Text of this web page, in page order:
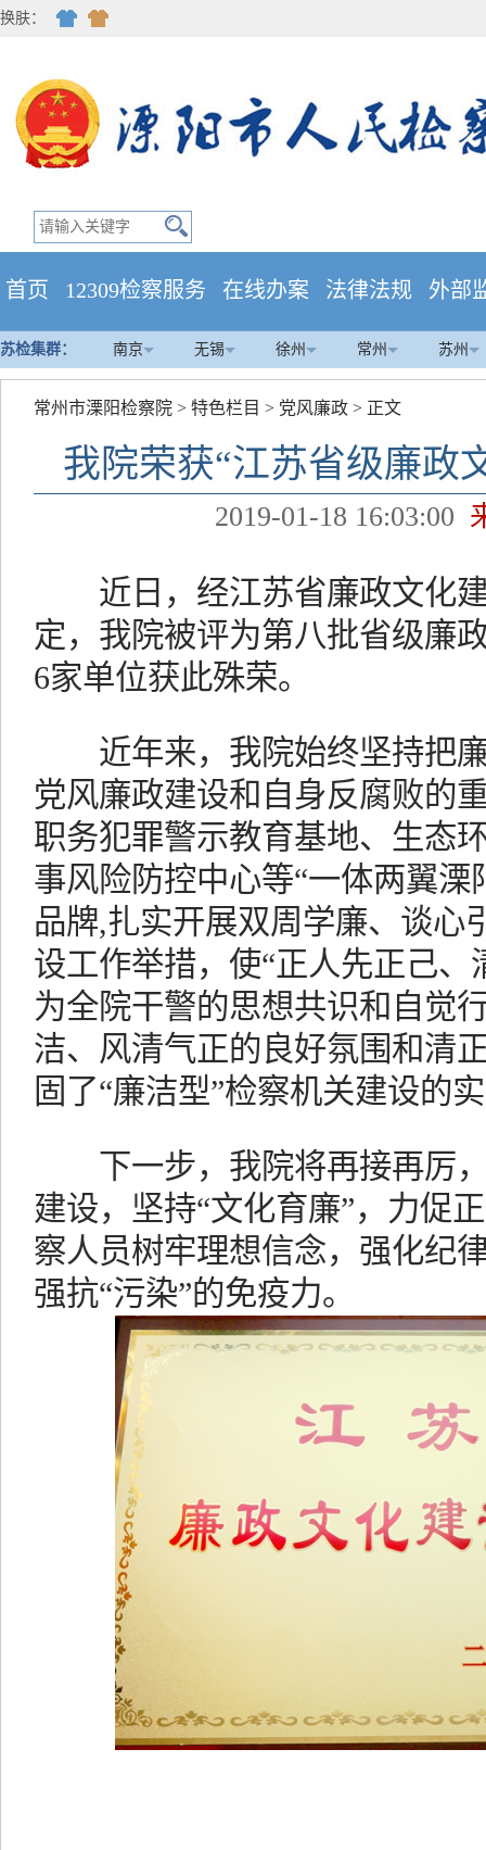
换肤：
首页 12309检察服务 在线办案 法律法规 外部
苏检集群： 南京 无锡 徐州 常州 苏州
常州市溧阳检察院 > 特色栏目 > 党风廉政 > 正文
我院荣获“江苏省级廉政
2019-01-18 16:03:00
近日，经江苏省廉政文化建
定，我院被评为第八批省级廉
6家单位获此殊荣。
近年来，我院始终坚持把廉
党风廉政建设和自身反腐败的
职务犯罪警示教育基地、生态
事风险防控中心等“一体两翼
品牌,扎实开展双周学廉、谈心
设工作举措，使“正人先正己
为全院干警的思想共识和自觉
洁、风清气正的良好氛围和清
固了“廉洁型”检察机关建设的
下一步，我院将再接再厉，
建设，坚持“文化育廉”，力促
察人员树牢理想信念，强化纪
强抗“污染”的免疫力。